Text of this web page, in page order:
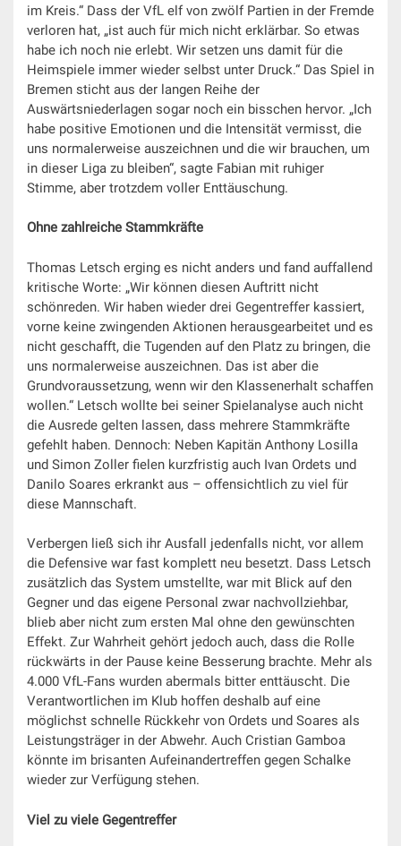
im Kreis.“ Dass der VfL elf von zwölf Partien in der Fremde
verloren hat, „ist auch für mich nicht erklärbar. So etwas
habe ich noch nie erlebt. Wir setzen uns damit für die
Heimspiele immer wieder selbst unter Druck.“ Das Spiel in
Bremen sticht aus der langen Reihe der
Auswärtsniederlagen sogar noch ein bisschen hervor. „Ich
habe positive Emotionen und die Intensität vermisst, die
uns normalerweise auszeichnen und die wir brauchen, um
in dieser Liga zu bleiben“, sagte Fabian mit ruhiger
Stimme, aber trotzdem voller Enttäuschung.
Ohne zahlreiche Stammkräfte
Thomas Letsch erging es nicht anders und fand auffallend
kritische Worte: „Wir können diesen Auftritt nicht
schönreden. Wir haben wieder drei Gegentreffer kassiert,
vorne keine zwingenden Aktionen herausgearbeitet und es
nicht geschafft, die Tugenden auf den Platz zu bringen, die
uns normalerweise auszeichnen. Das ist aber die
Grundvoraussetzung, wenn wir den Klassenerhalt schaffen
wollen.“ Letsch wollte bei seiner Spielanalyse auch nicht
die Ausrede gelten lassen, dass mehrere Stammkräfte
gefehlt haben. Dennoch: Neben Kapitän Anthony Losilla
und Simon Zoller fielen kurzfristig auch Ivan Ordets und
Danilo Soares erkrankt aus – offensichtlich zu viel für
diese Mannschaft.
Verbergen ließ sich ihr Ausfall jedenfalls nicht, vor allem
die Defensive war fast komplett neu besetzt. Dass Letsch
zusätzlich das System umstellte, war mit Blick auf den
Gegner und das eigene Personal zwar nachvollziehbar,
blieb aber nicht zum ersten Mal ohne den gewünschten
Effekt. Zur Wahrheit gehört jedoch auch, dass die Rolle
rückwärts in der Pause keine Besserung brachte. Mehr als
4.000 VfL-Fans wurden abermals bitter enttäuscht. Die
Verantwortlichen im Klub hoffen deshalb auf eine
möglichst schnelle Rückkehr von Ordets und Soares als
Leistungsträger in der Abwehr. Auch Cristian Gamboa
könnte im brisanten Aufeinandertreffen gegen Schalke
wieder zur Verfügung stehen.
Viel zu viele Gegentreffer